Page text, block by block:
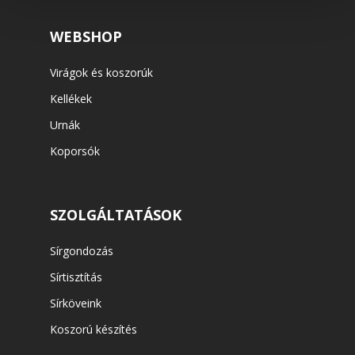
WEBSHOP
Virágok és koszorúk
Kellékek
Urnák
Koporsók
SZOLGÁLTATÁSOK
Sírgondozás
Sírtisztítás
Sírköveink
Koszorú készítés